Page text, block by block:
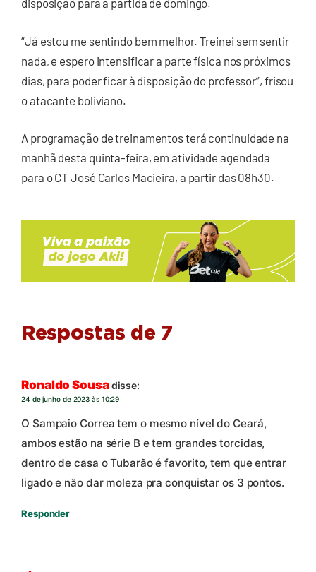
disposição para a partida de domingo.
“Já estou me sentindo bem melhor. Treinei sem sentir
nada, e espero intensificar a parte física nos próximos
dias, para poder ficar à disposição do professor”, frisou
o atacante boliviano.
A programação de treinamentos terá continuidade na
manhã desta quinta-feira, em atividade agendada
para o CT José Carlos Macieira, a partir das 08h30.
Respostas de 7
Ronaldo Sousadisse:
24 de junho de 2023 às 10:29
O Sampaio Correa tem o mesmo nível do Ceará,
ambos estão na série B e tem grandes torcidas,
dentro de casa o Tubarão é favorito, tem que entrar
ligado e não dar moleza pra conquistar os 3 pontos.
Responder